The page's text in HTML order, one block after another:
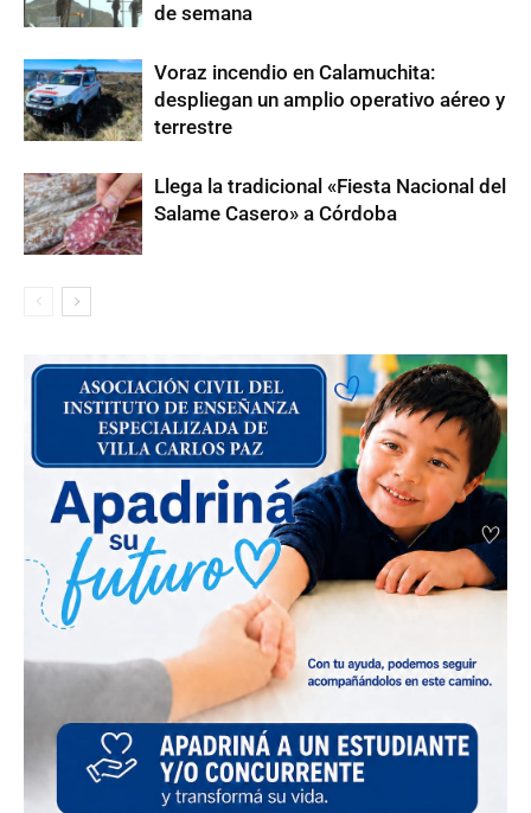
de semana
Voraz incendio en Calamuchita:
despliegan un amplio operativo aéreo y
terrestre
Llega la tradicional «Fiesta Nacional del
Salame Casero» a Córdoba